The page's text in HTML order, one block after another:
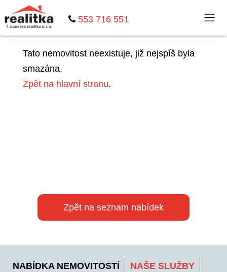
553 716 551
Tato nemovitost neexistuje, již nejspíš byla
smazána.
Zpět na hlavní stranu.
Zpět na seznam nabídek
NABÍDKA NEMOVITOSTÍ NAŠE SLUŽBY